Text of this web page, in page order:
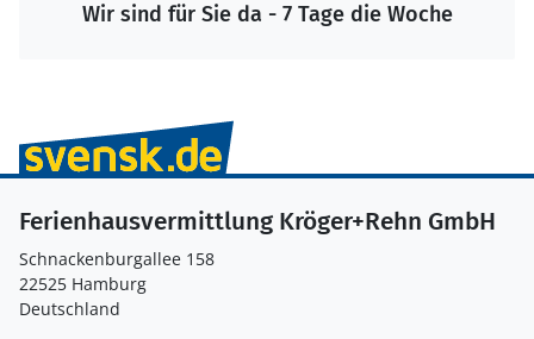
Wir sind für Sie da - 7 Tage die Woche
Ferienhausvermittlung Kröger+Rehn GmbH
Schnackenburgallee 158
22525 Hamburg
Deutschland